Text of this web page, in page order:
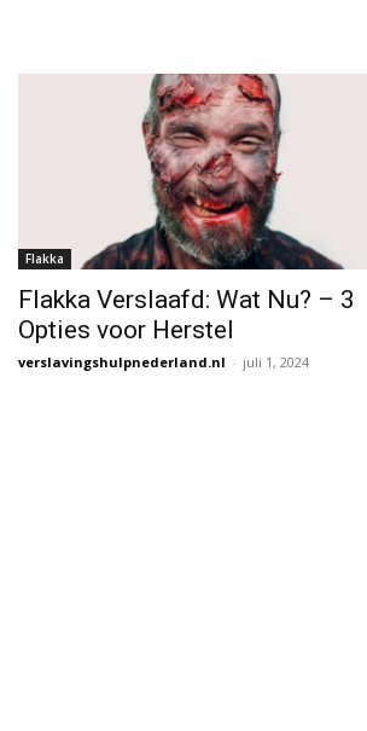
Flakka
Flakka Verslaafd: Wat Nu? – 3
Opties voor Herstel
verslavingshulpnederland.nl - juli 1, 2024